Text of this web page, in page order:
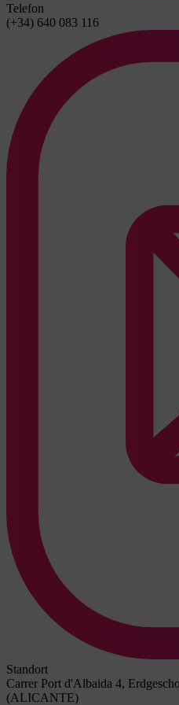
Telefon
(+34) 640 083 116
Standort
Carrer Port d'Albaida 4,
(ALICANTE)